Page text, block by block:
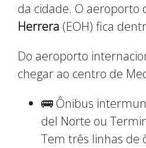
da cidade. O aeroporto
Herrera (EOH) fica
Do aeroporto
chegar ao centro de
🚌 Ônibus
del Norte ou
Tem três linhas de